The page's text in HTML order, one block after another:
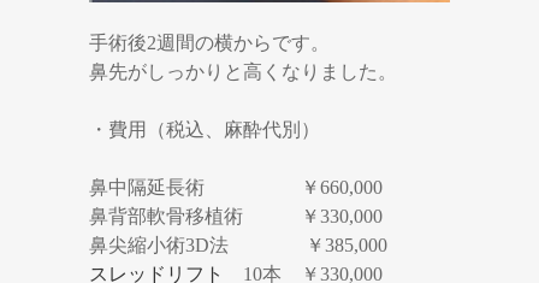
手術後2週間の横からです。
鼻先がしっかりと高くなりました。
・費用（税込、麻酔代別）
鼻中隔延長術 ￥660,000
鼻背部軟骨移植術 ￥330,000
鼻尖縮小術3D法 ￥385,000
スレッドリフト
10本 ￥330,000